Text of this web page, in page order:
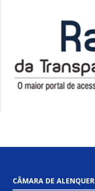
CÂMARA DE ALENQUER